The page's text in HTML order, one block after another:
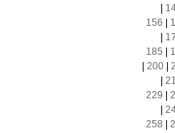
156
185
200|
229
258